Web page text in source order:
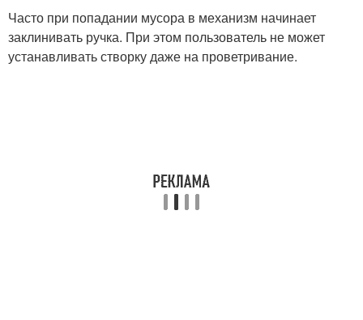
Часто при попадании мусора в механизм начинает
заклинивать ручка. При этом пользователь не может
устанавливать створку даже на проветривание.